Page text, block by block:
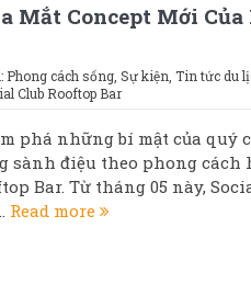
Mắt Concept Mới Của
Phong cách sống, Sự kiện Tin tức du
Club Rooftop Bar
phá những bí mật của quý
sành điệu theo phong cách
Bar. Từ tháng 05 này,
Read more